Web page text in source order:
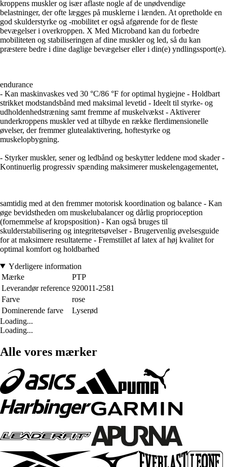
kroppens muskler og især aflaste nogle af de unødvendige
belastninger, der ofte lægges på musklerne i lænden. At opretholde en
god skulderstyrke og -mobilitet er også afgørende for de fleste
bevægelser i overkroppen. X Med Microband kan du forbedre
mobiliteten og stabiliseringen af dine muskler og led, så du kan
præstere bedre i dine daglige bevægelser eller i din(e) yndlingssport(e).
endurance
- Kan maskinvaskes ved 30 °C/86 °F for optimal hygiejne - Holdbart
strikket modstandsbånd med maksimal levetid - Ideelt til styrke- og
udholdenhedstræning samt fremme af muskelvækst - Aktiverer
underkroppens muskler ved at tilbyde en række flerdimensionelle
øvelser, der fremmer glutealaktivering, hoftestyrke og
muskelopbygning.
- Styrker muskler, sener og ledbånd og beskytter leddene mod skader -
Kontinuerlig progressiv spænding maksimerer muskelengagementet,
samtidig med at den fremmer motorisk koordination og balance - Kan
øge bevidstheden om muskelubalancer og dårlig proprioception
(fornemmelse af kropsposition) - Kan også bruges til
skulderstabilisering og integritetsøvelser - Brugervenlig øvelsesguide
for at maksimere resultaterne - Fremstillet af latex af høj kvalitet for
optimal komfort og holdbarhed
Yderligere information
Mærke
PTP
Leverandør reference 920011-2581
Farve
rose
Dominerende farve
Lyserød
Loading...
Loading...
Alle vores mærker